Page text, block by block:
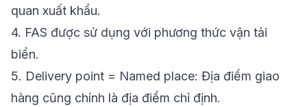
quan xuất khẩu.
4. FAS được sử dụng với phương thức vận tải
biển.
5. Delivery point = Named place: Địa điểm giao
hàng cũng chính là địa điểm chỉ định.